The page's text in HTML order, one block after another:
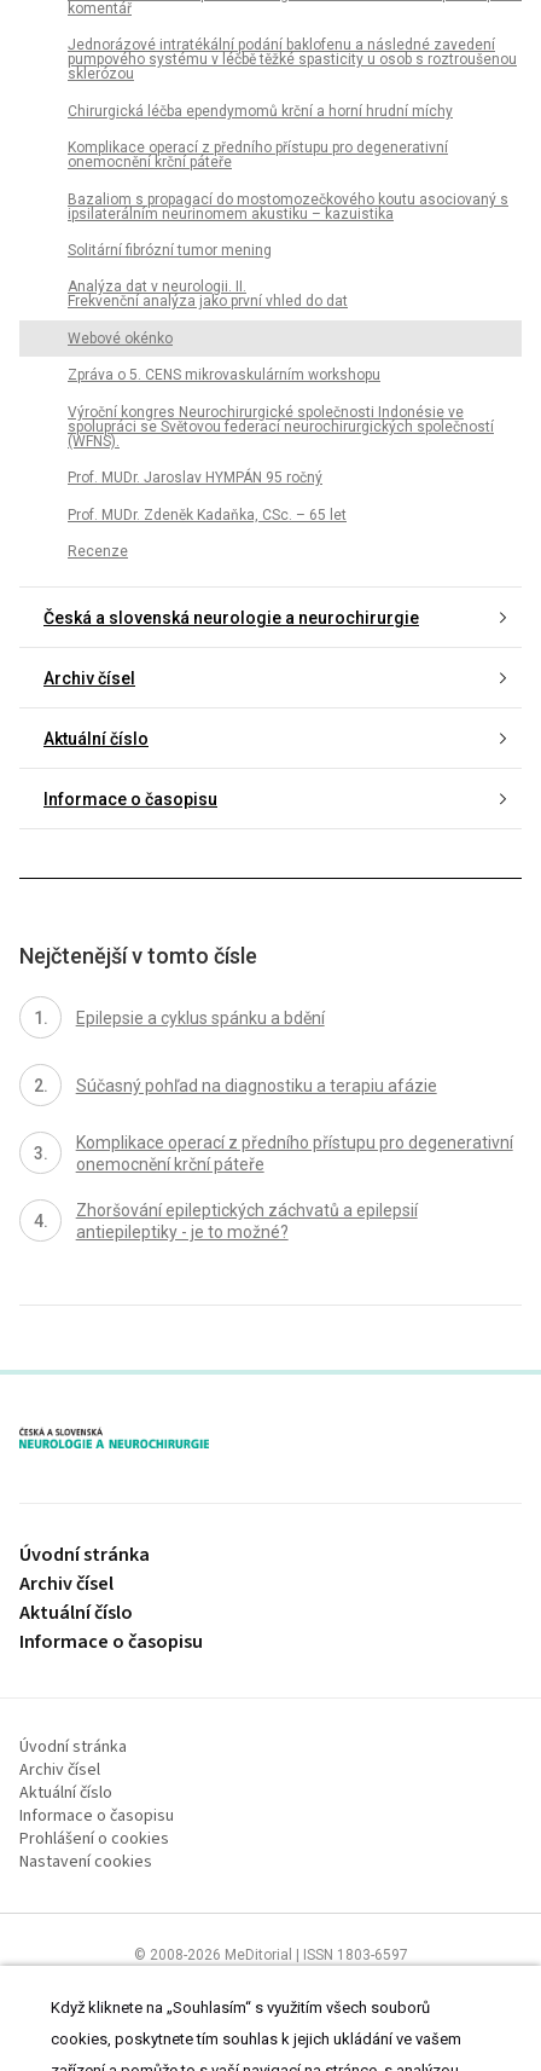
komentář
Jednorázové intratékální podání baklofenu a následné zavedení
pumpového systému v léčbě těžké spasticity u osob s roztroušenou
sklerózou
Chirurgická léčba ependymomů krční a horní hrudní míchy
Komplikace operací z předního přístupu pro degenerativní
onemocnění krční páteře
Bazaliom s propagací do mostomozečkového koutu asociovaný s
ipsilaterálním neurinomem akustiku – kazuistika
Solitární fibrózní tumor mening
Analýza dat v neurologii. II.
Frekvenční analýza jako první vhled do dat
Webové okénko
Zpráva o 5. CENS mikrovaskulárním workshopu
Výroční kongres Neurochirurgické společnosti Indonésie ve
spolupráci se Světovou federací neurochirurgických společností
(WFNS).
Prof. MUDr. Jaroslav HYMPÁN 95 ročný
Prof. MUDr. Zdeněk Kadaňka, CSc. – 65 let
Recenze
Česká a slovenská neurologie a neurochirurgie
Archiv čísel
Aktuální číslo
Informace o časopisu
Nejčtenější v tomto čísle
Epilepsie a cyklus spánku a bdění
Súčasný pohľad na diagnostiku a terapiu afázie
Komplikace operací z předního přístupu pro degenerativní
onemocnění krční páteře
Zhoršování epileptických záchvatů a epilepsií
antiepileptiky - je to možné?
proLékaře.cz
Úvodní stránka
Archiv čísel
Aktuální číslo
Informace o časopisu
Úvodní stránka
Archiv čísel
Aktuální číslo
Informace o časopisu
Prohlášení o cookies
Nastavení cookies
© 2008-2026 MeDitorial | ISSN 1803-6597
zdravotnictví.Čtěte prohlášeníaZásady zpracování osobních údajů
Když kliknete na „Souhlasím“ s využitím všech souborů
cookies, poskytnete tím souhlas k jejich ukládání ve vašem